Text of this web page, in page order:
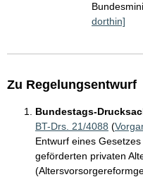
dorthin]
Zu Regelungsentwurf
Bundestags-
BT-Drs. 21/4088 (
Entwurf eines
geförderten privaten